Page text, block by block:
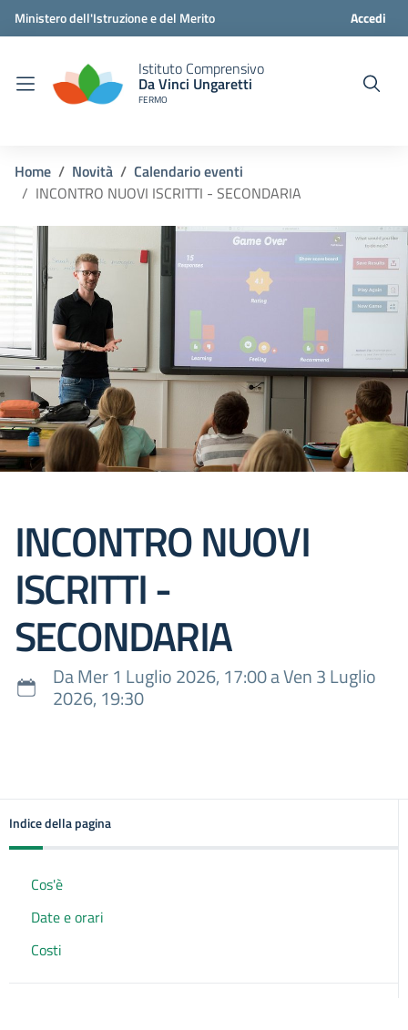
Ministero dell'Istruzione e del Merito Accedi
Istituto Comprensivo
Da Vinci Ungaretti
FERMO
Home Novità
Calendario eventi
INCONTRO NUOVI ISCRITTI - SECONDARIA
INCONTRO NUOVI
ISCRITTI -
SECONDARIA
Da Mer 1 Luglio 2026, 17:00 a Ven 3 Luglio
2026, 19:30
Indice della pagina
Cos'è
Date e orari
Costi